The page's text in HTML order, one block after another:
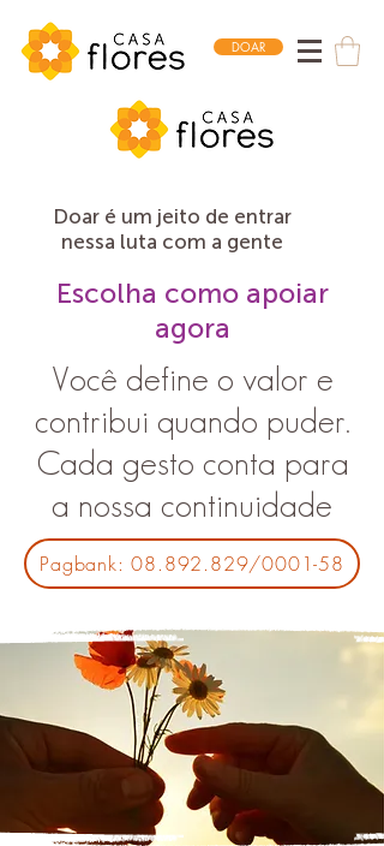
DOAR
Doar é um jeito de entrar
nessa luta com a gente
Escolha como apoiar
agora
Você define o valor e
contribui quando puder.
Cada gesto conta para
a nossa continuidade
Pagbank: 08.892.829/0001-58